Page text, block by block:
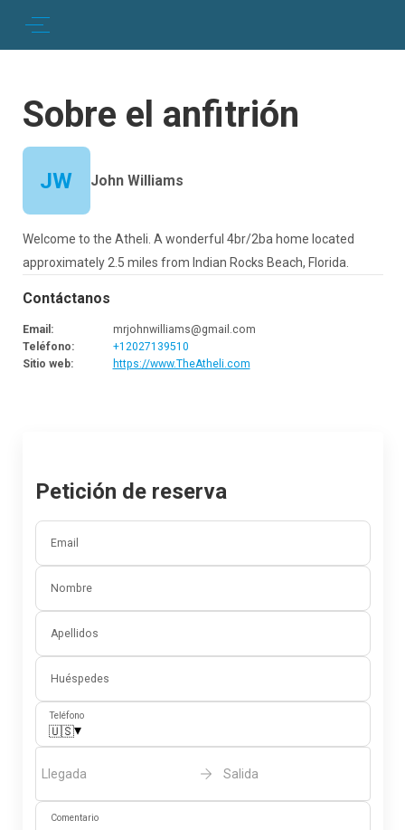
Sobre el anfitrión
JW John Williams
Welcome to the Atheli. A wonderful 4br/2ba home located
approximately 2.5 miles from Indian Rocks Beach, Florida.
Contáctanos
Email :
mrjohnwilliams@gmail.com
Teléfono:
+12027139510
Sitio web: https://www.TheAtheli.com
Petición de reserva
Email
Nombre
Apellidos
Huéspedes
Teléfono
🇺🇸▾
Llegada Salida
Comentario